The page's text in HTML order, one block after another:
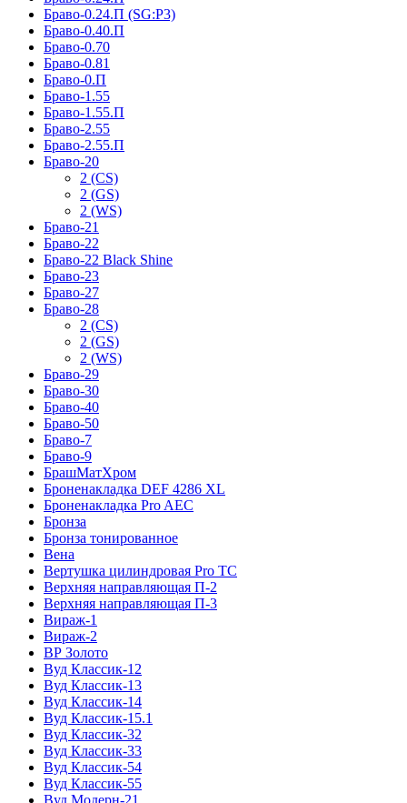
Браво-0.24.П (SG:P3)
Браво-0.40.П
Браво-0.70
Браво-0.81
Браво-0.П
Браво-1.55
Браво-1.55.П
Браво-2.55
Браво-2.55.П
Браво-20
2 (CS)
2 (GS)
2 (WS)
Браво-21
Браво-22
Браво-22 Black Shine
Браво-23
Браво-27
Браво-28
2 (CS)
2 (GS)
2 (WS)
Браво-29
Браво-30
Браво-40
Браво-50
Браво-7
Браво-9
БрашМатХром
Броненакладка DEF 4286 XL
Броненакладка Pro AEC
Бронза
Бронза тонированное
Вена
Вертушка цилиндровая Pro TC
Верхняя направляющая П-2
Верхняя направляющая П-3
Вираж-1
Вираж-2
ВР Золото
Вуд Классик-12
Вуд Классик-13
Вуд Классик-14
Вуд Классик-15.1
Вуд Классик-32
Вуд Классик-33
Вуд Классик-54
Вуд Классик-55
Вуд Модерн-21